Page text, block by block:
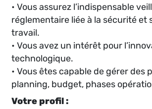
• Vous assurez l’indispensable
réglementaire liée à la sécurité et
travail.
• Vous avez un intérêt pour
technologique.
• Vous êtes capable de gérer des
planning, budget, phases
Votre profil :